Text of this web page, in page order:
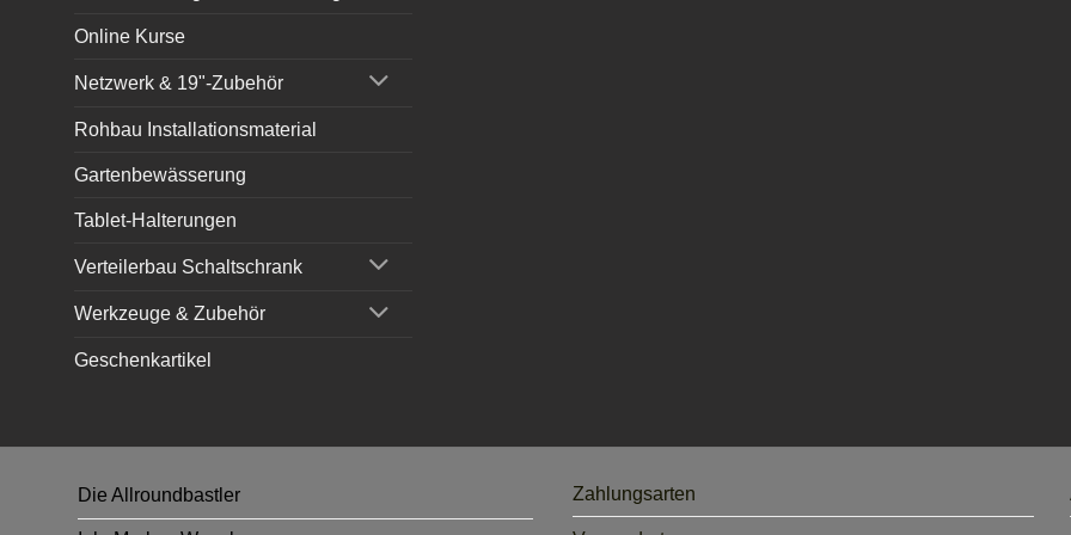
Online Kurse
Netzwerk & 19"-Zubehör
Rohbau Installationsmaterial
Gartenbewässerung
Tablet-Halterungen
Verteilerbau Schaltschrank
Werkzeuge & Zubehör
Geschenkartikel
Die Allroundbastler Zahlungsarten